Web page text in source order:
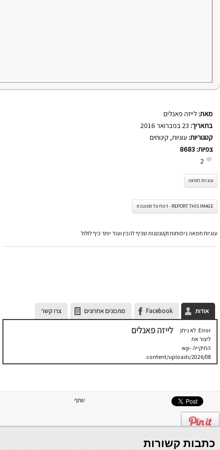
מאת: לייזה פאנלים
בתאריך:
קטגוריות: עוגיות, קינוחים
צפיות: 8683
2
עוגיות חמאה
REPORT THIS IMAGE - דווח על תמונה זו
עוגיות חמאה נימוחות וקטנטנות שכיף להכין ועוד יותר כיף לזלול
אודות Facebook מתכונים אחרונים צרו קשר
Error: לא ניתן
ליצור את
התיקייה wp-
content/uploads/2026/08.
יש לבדוק
לייזה פאנלים
שתף
כתבות קשורות